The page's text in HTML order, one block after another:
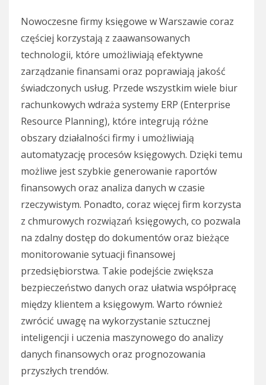
Nowoczesne firmy księgowe w Warszawie coraz
częściej korzystają z zaawansowanych
technologii, które umożliwiają efektywne
zarządzanie finansami oraz poprawiają jakość
świadczonych usług. Przede wszystkim wiele biur
rachunkowych wdraża systemy ERP (Enterprise
Resource Planning), które integrują różne
obszary działalności firmy i umożliwiają
automatyzację procesów księgowych. Dzięki temu
możliwe jest szybkie generowanie raportów
finansowych oraz analiza danych w czasie
rzeczywistym. Ponadto, coraz więcej firm korzysta
z chmurowych rozwiązań księgowych, co pozwala
na zdalny dostęp do dokumentów oraz bieżące
monitorowanie sytuacji finansowej
przedsiębiorstwa. Takie podejście zwiększa
bezpieczeństwo danych oraz ułatwia współpracę
między klientem a księgowym. Warto również
zwrócić uwagę na wykorzystanie sztucznej
inteligencji i uczenia maszynowego do analizy
danych finansowych oraz prognozowania
przyszłych trendów.